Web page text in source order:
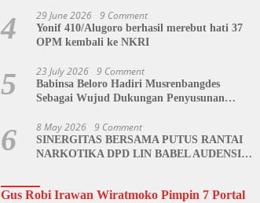
4 29 June 2026 9 Comment
Yonif 410/Alugoro berhasil merebut hati 37
OPM kembali ke NKRI
5 23 July 2026 9 Comment
Babinsa Beloro Hadiri Musrenbangdes
Sebagai Wujud Dukungan Penyusunan
6 8 May 2026 9 Comment
SINERGITAS BERSAMA PUTUS RANTAI
NARKOTIKA DPD LIN BABEL AUDENSI
Gus Robi Irawan Wiratmoko Pimpin 7 Portal